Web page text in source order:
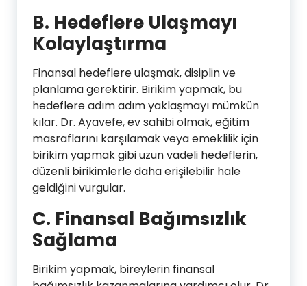
B. Hedeflere Ulaşmayı
Kolaylaştırma
Finansal hedeflere ulaşmak, disiplin ve
planlama gerektirir. Birikim yapmak, bu
hedeflere adım adım yaklaşmayı mümkün
kılar. Dr. Ayavefe, ev sahibi olmak, eğitim
masraflarını karşılamak veya emeklilik için
birikim yapmak gibi uzun vadeli hedeflerin,
düzenli birikimlerle daha erişilebilir hale
geldiğini vurgular.
C. Finansal Bağımsızlık
Sağlama
Birikim yapmak, bireylerin finansal